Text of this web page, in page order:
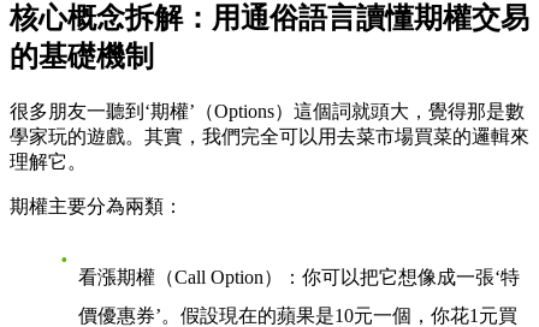
核心概念拆解：用通俗語言讀懂期權交易
的基礎機制
很多朋友一聽到‘期權’（Options）這個詞就頭大，覺得那是數
學家玩的遊戲。其實，我們完全可以用去菜市場買菜的邏輯來
理解它。
期權主要分為兩類：
看漲期權（Call Option）
：你可以把它想像成一張‘特
價優惠券’。假設現在的蘋果是10元一個，你花1元買